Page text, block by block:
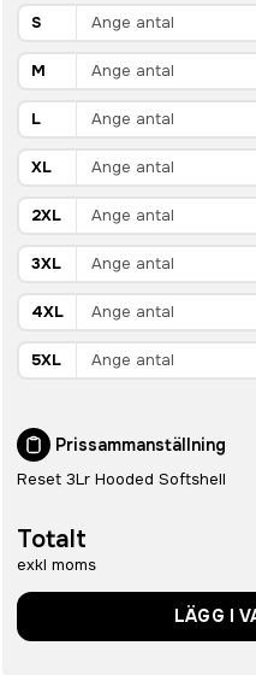
S
M
L
XL
2XL
3XL
4XL
5XL
Prissammanställning
Reset 3Lr Hooded Softshell
Totalt
exkl moms
LÄGG I